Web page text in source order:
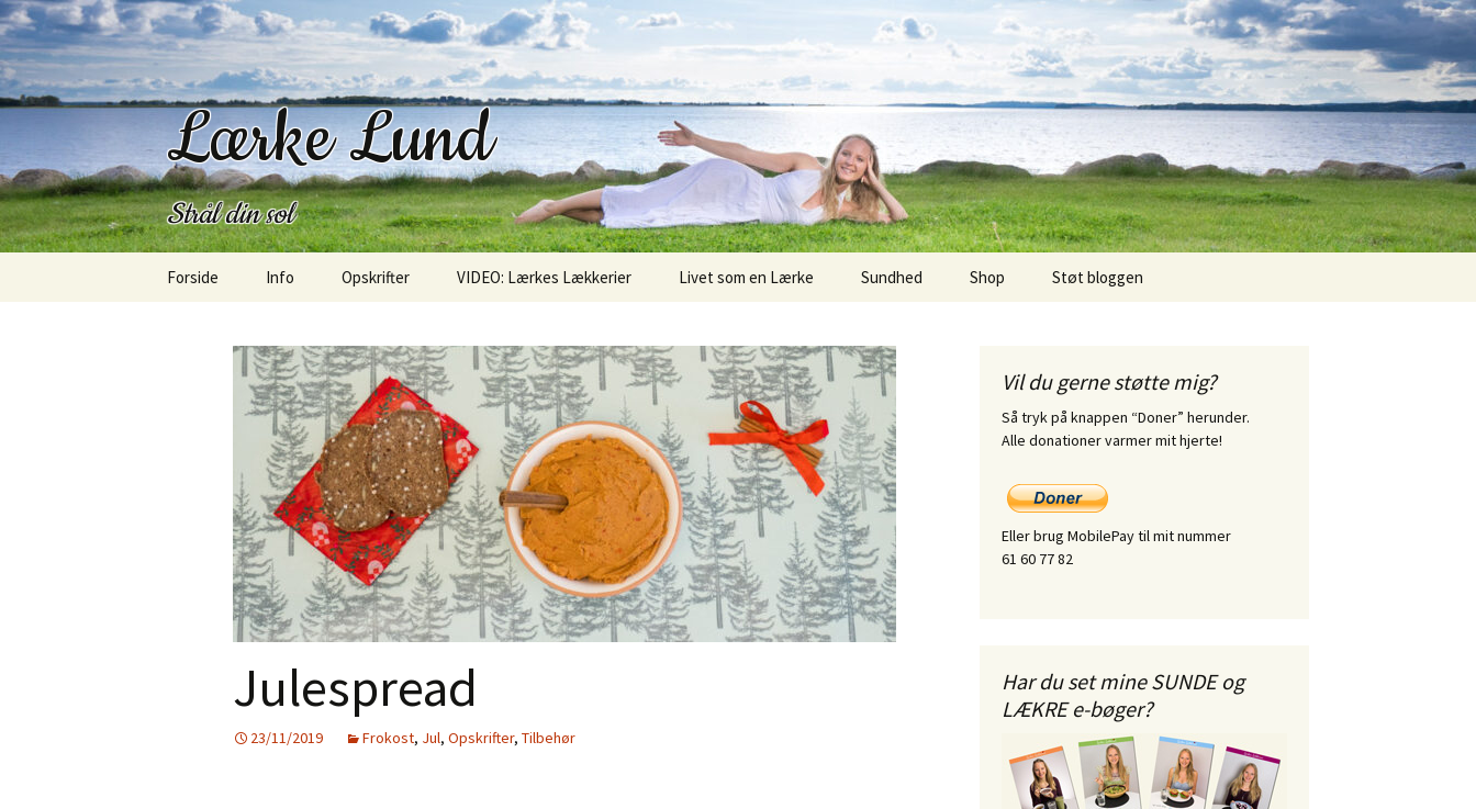
Lærke Lund
Strål din sol
Forside Info
Om mig
Om bloggen
SangLærken
Gratis e-bog –
Nyhedsbrev
Opskrifter
Frokost
Salater
Bagværk
Aftensmad
Desserter
Smoothies
Tilbehør
VIDEO: Lærkes Lækkerier Livet som en Lærke Sundhed
Superfoods
Økologi
Shop Støt bloggen
Julespread
23/11/2019 Frokost, Jul, Opskrifter, Tilbehør
Vil du gerne støtte mig?
Så tryk på knappen “Doner” herunder.
Alle donationer varmer mit hjerte!
Eller brug MobilePay til mit nummer
61 60 77 82
Har du set mine SUNDE og
LÆKRE e-bøger?